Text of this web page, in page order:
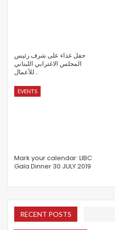
حفل غذاء على شرف رئيس
المجلس الاغترابي اللبناني
للأعمال…
EVENTS
Mark your calendar: LIBC
Gala Dinner 30 JULY 2019
RECENT POSTS